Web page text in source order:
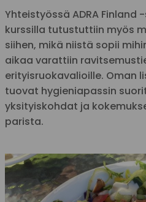
Yhteistyössä ADRA
kurssilla tutustuttiin myös
siihen, mikä niistä sopii
aikaa varattiin
erityisruokavalioille. Oman
tuovat hygieniapassin
yksityiskohdat ja
parista.